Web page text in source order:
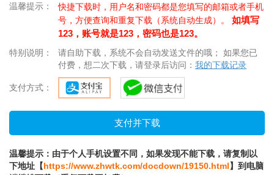
温馨提示：
快捷下载时，用户名和密码都是您填写的邮箱或者手机
号，方便查询和重复下载（系统自动生成）。 如填写
123，账号就是123，密码也是123。
特别说明：
请自助下载，系统不会自动发送文件的哦； 如果您已
付费，想二次下载，请登录后访问： 我的下载记录
支付方式：
温馨提示：由于个人手机设置不同，如果发现不能下载，请复制以
下地址【https://www.zhwtk.com/docdown/19150.html】到电脑